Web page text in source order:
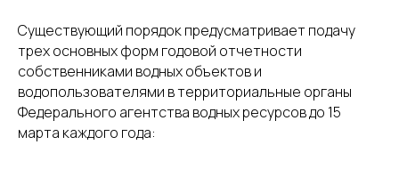
Существующий порядок предусматривает подачу
трех основных форм годовой отчетности
собственниками водных объектов и
водопользователями в территориальные органы
Федерального агентства водных ресурсов до 15
марта каждого года: